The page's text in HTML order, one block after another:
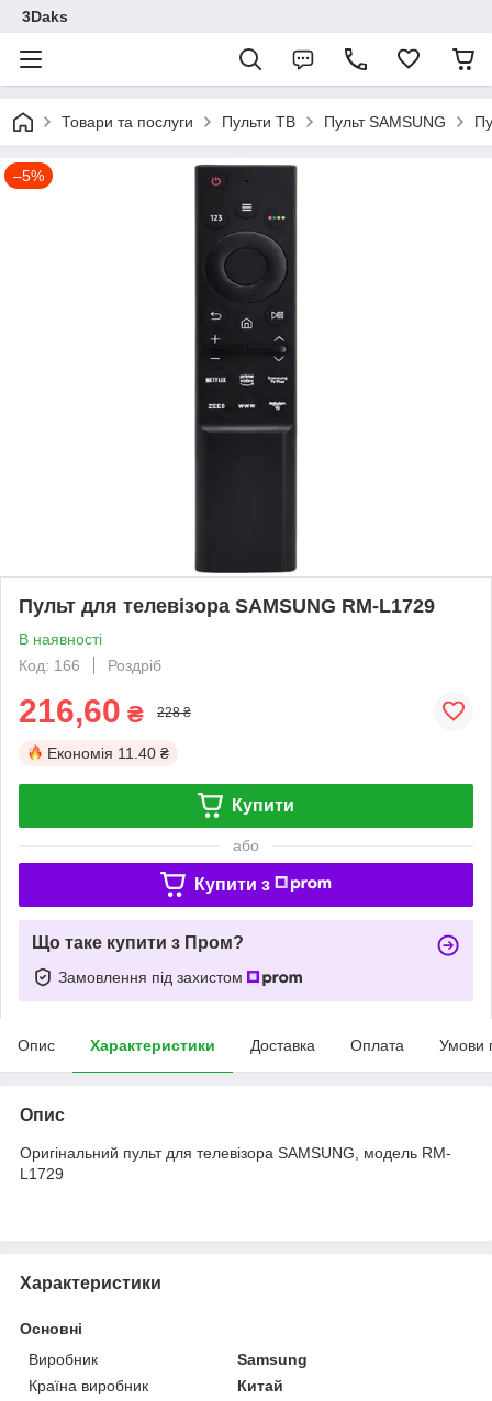
3Daks
Товари та послуги Пульти ТВ Пульт SAMSUNG
–5%
Пульт для телевізора SAMSUNG RM-L1729
В наявності
Код: 166
Роздріб
216,60 ₴ 228 ₴
Економія 11.40 ₴
Купити
або
Купити з
Що таке купити з Пром?
Замовлення під захистом
Опис Характеристики Доставка Оплата Умови
Опис
Оригінальний пульт для телевізора SAMSUNG, модель RM-
L1729
Характеристики
Основні
Виробник
Samsung
Країна виробник
Китай